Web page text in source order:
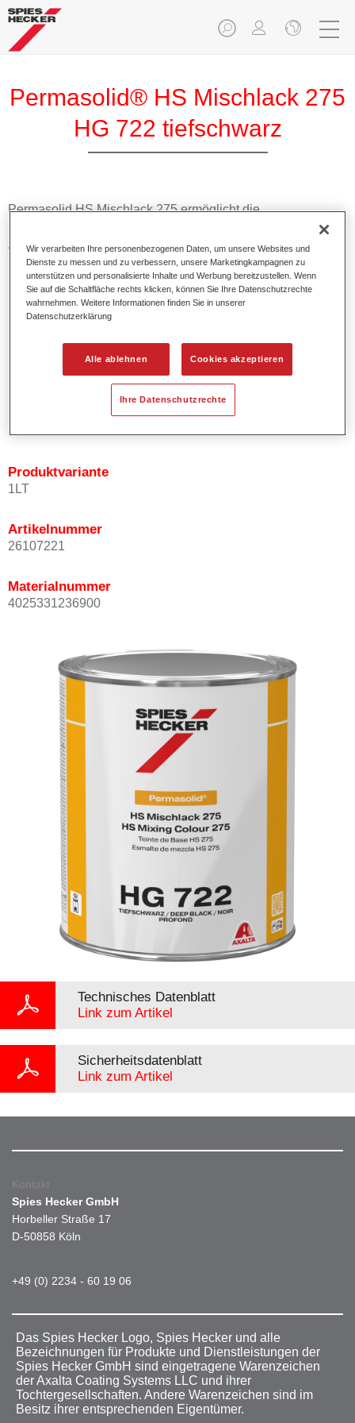
Permasolid® HS Mischlack 275
HG 722 tiefschwarz
Permasolid HS Mischlack 275 ermöglicht die
Farbtonausmischung vom hochwertigen Permasolid HS
Autolack 275 mit allen Uni-Farbtönen für die Pkw-
Lackierung.
Produktmerkmale
Erlaubt eine einfache und schnelle Verarbeitung in 1,5
Ermöglicht schnelle Trocknungszeiten.
Bietet ein hohes Deckvermögen.
Besitzt einen exzellenten Decklackstand.
Entspricht den VOC Anforderungen.
Produktvariante
1LT
Artikelnummer
26107221
Materialnummer
4025331236900
Technisches Datenblatt
Link zum Artikel
Sicherheitsdatenblatt
Link zum Artikel
Kontakt
Spies Hecker GmbH
Horbeller Straße 17
D-50858 Köln
+49 (0) 2234 - 60 19 06
Das Spies Hecker Logo, Spies Hecker und alle
Bezeichnungen für Produkte und Dienstleistungen der
Spies Hecker GmbH sind eingetragene Warenzeichen
der Axalta Coating Systems LLC und ihrer
Tochtergesellschaften. Andere Warenzeichen sind im
Besitz ihrer entsprechenden Eigentümer.
Wir verarbeiten Ihre personenbezogenen Daten, um unsere Websites und
Dienste zu messen und zu verbessern, unsere Marketingkampagnen zu
unterstützen und personalisierte Inhalte und Werbung bereitzustellen. Wenn
Sie auf die Schaltfläche rechts klicken, können Sie Ihre Datenschutzrechte
wahrnehmen. Weitere Informationen finden Sie in unserer
Datenschutzerklärung
Alle ablehnen Cookies akzeptieren
Ihre Datenschutzrechte